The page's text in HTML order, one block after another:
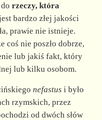
rzeczy, która
bardzo złej jakości
prawie nie istnieje.
coś nie poszło dobrze,
lub jakiś fakt, który
lub kilku osobom.
nefastus i było
rzymskich, przez
od dwóch słów